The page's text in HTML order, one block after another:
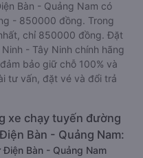
Bàn - Quảng Nam có
- 850000 đồng. Trong
chỉ 850000 đồng. Đặt
- Tây Ninh chính hãng
bảo giữ chỗ 100% và
tư vấn, đặt vé và đổi trả
xe chạy tuyến đường
Bàn - Quảng Nam:
Bàn - Quảng Nam